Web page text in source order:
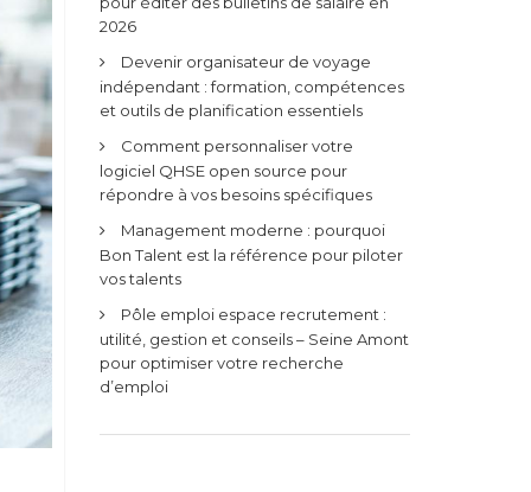
2026
Devenir organisateur de voyage
indépendant : formation, compétences
et outils de planification essentiels
Comment personnaliser votre
logiciel QHSE open source pour
répondre à vos besoins spécifiques
Management moderne : pourquoi
Bon Talent est la référence pour piloter
vos talents
Pôle emploi espace recrutement :
utilité, gestion et conseils – Seine Amont
pour optimiser votre recherche
d’emploi